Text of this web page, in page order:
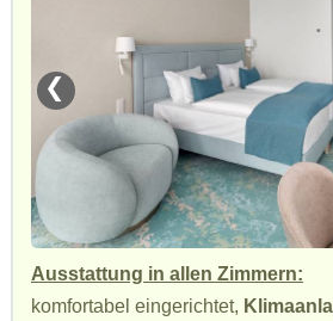
❮
Ausstattung in allen Zimmern:
komfortabel eingerichtet,